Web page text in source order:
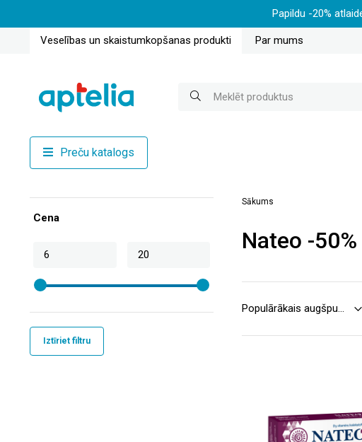
Papildu -20%
Veselības un skaistumkopšanas produkti Par mums
Preču katalogs
Cena
Iztīriet filtru
Sākums
Nateo -50%